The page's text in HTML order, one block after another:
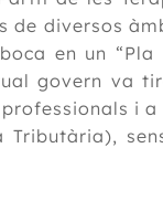
de diversos
en un
govern va
i a